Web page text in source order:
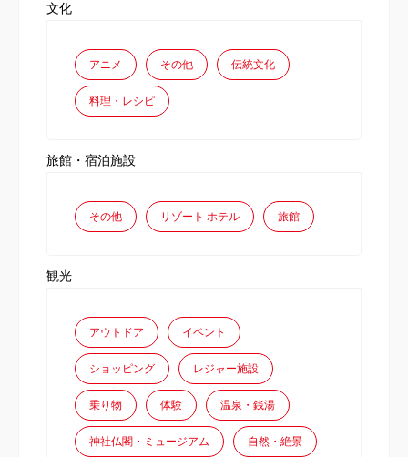
文化
アニメ その他 伝統文化
料理・レシピ
旅館・宿泊施設
その他 リゾート ホテル 旅館
観光
アウトドア イベント
ショッピング レジャー施設
乗り物 体験 温泉・銭湯
神社仏閣・ミュージアム 自然・絶景